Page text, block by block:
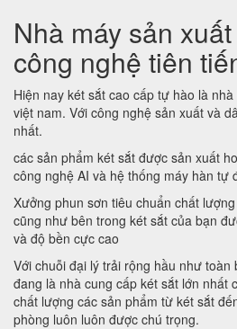
Nhà máy sản
công nghệ tiên
Hiện nay két sắt cao cấp tự hào là
việt nam. Với công nghệ sản xuất và
nhất.
các sản phẩm két sắt được sản xuất
công nghệ AI và hệ thống máy hàn tự
Xưởng phun sơn tiêu chuẩn chất
cũng như bên trong két sắt của bạn
và độ bền cực cao
Với chuỗi đại lý trải rộng hầu như toàn
đang là nhà cung cấp két sắt lớn nhất
chất lượng các sản phẩm từ két sắt
phòng luôn luôn được chú trọng.